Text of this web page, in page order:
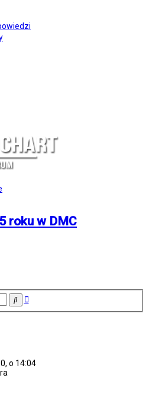
roku w DMC
SzukajWyszukiwanie
o 14:04